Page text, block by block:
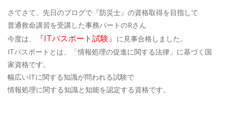
さてさて、先日のブログで『防災士』の資格取得を目指して
普通救命講習を受講した事務パートのRさん
今度は、
『ITパスポート試験』 に見事合格しました。
ITパスポートとは、「情報処理の促進に関する法律」に基づく国
家資格です。
幅広いITに関する知識が問われる試験で
情報処理に関する知識と知能を認定する資格です。